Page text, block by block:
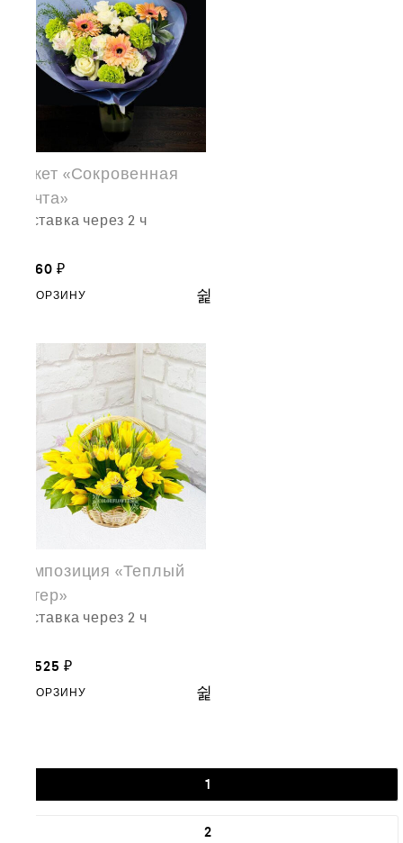
Букет «Сокровенная
мечта»
доставка через 2 ч
11,160 ₽
В КОРЗИНУ
Композиция «Теплый
ветер»
доставка через 2 ч
39,525 ₽
В КОРЗИНУ
1
2